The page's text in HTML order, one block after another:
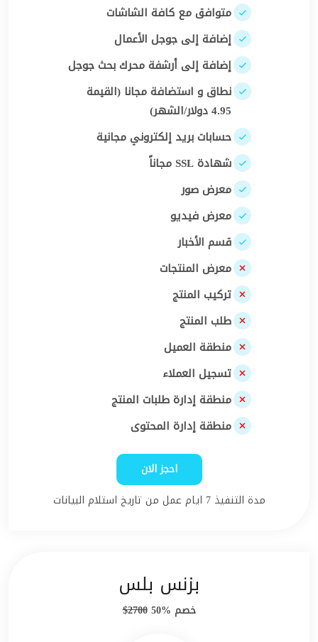
متوافق مع كافة الشاشات
إضافة إلى جوجل الأعمال
إضافة إلى أرشفة محرك بحث جوجل
نطاق و استضافة مجانا (القيمة
4.95 دولار/الشهر)
حسابات بريد إلكتروني مجانية
شهادة SSL مجاناً
معرض صور
معرض فيديو
قسم الأخبار
معرض المنتجات
تركيب المنتج
طلب المنتج
منطقة العميل
تسجيل العملاء
منطقة إدارة طلبات المنتج
منطقة إدارة المحتوى
احجز الان
مدة التنفيذ 7 ايام عمل من تاريخ استلام البيانات
بزنس بلس
خصم %50 2700$